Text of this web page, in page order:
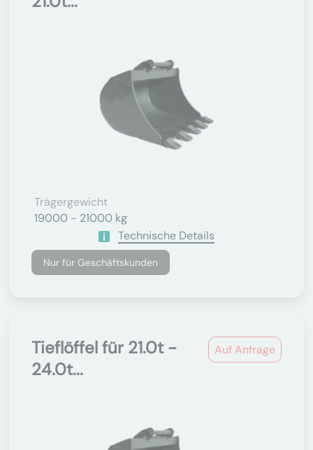
Trägergewicht
19000 - 21000 kg
Technische Details
Nur für Geschäftskunden
Auf Anfrage
Tieflöffel für 21.0t -
24.0t...